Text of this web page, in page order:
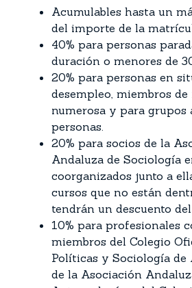
Acumulables hasta un
del importe de la
40% para personas
duración o menores de
20% para personas en
desempleo, miembros
numerosa y para
personas.
20% para socios de la
Andaluza de Sociología
coorganizados junto a
cursos que no están
tendrán un descuento del
10% para profesionales
miembros del Colegio
Políticas y Sociología de
de la Asociación